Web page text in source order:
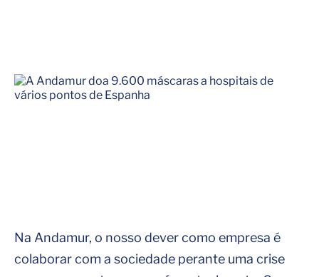
Na Andamur, o nosso dever como empresa é
colaborar com a sociedade perante uma crise